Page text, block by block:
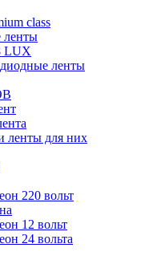
class
ленты
LUX
ленты
ленты для них
220 вольт
12 вольт
24 вольта